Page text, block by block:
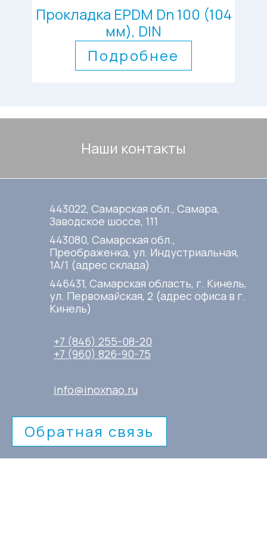
Прокладка EPDM Dn 100 (104
мм), DIN
Подробнее
Наши контакты
443022, Самарская обл., Самара,
Заводское шоссе, 111
443080, Самарская обл.,
Преображенка, ул. Индустриальная,
1А/1 (адрес склада)
446431, Самарская область, г. Кинель,
ул. Первомайская, 2 (адрес офиса в г.
Кинель)
+7 (846) 255-08-20
+7 (960) 826-90-75
info@inoxnao.ru
Обратная связь